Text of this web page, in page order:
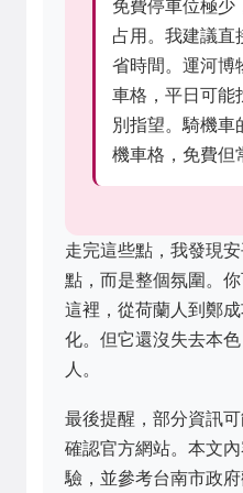
免費停車位極少
占用。我建議直
省時間。運河博
車格，平日可能
別指望。騎機車
機車格，免費但
走完這些點，我發現
點，而是整個氛圍。
這裡，從荷蘭人到鄭
化。但它還沒失去本
人。
最後提醒，部分資訊
確認官方網站。本文
驗，並參考台南市政